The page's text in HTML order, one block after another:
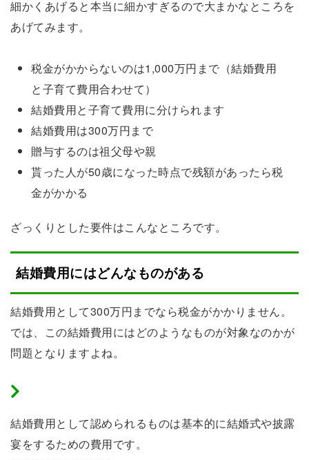
細かくあげると本当に細かすぎるので大まかなところを
あげてみます。
税金がかからないのは1,000万円まで（結婚費用
と子育て費用合わせて）
結婚費用と子育て費用に分けられます
結婚費用は300万円まで
贈与するのは祖父母や親
貰った人が50歳になった時点で残額があったら税
金がかかる
ざっくりとした要件はこんなところです。
結婚費用にはどんなものがある
結婚費用として300万円までなら税金がかかりません。
では、この結婚費用にはどのようなものが対象なのかが
問題となりますよね。
結婚費用として認められるものは基本的に結婚式や披露
宴をするための費用です。